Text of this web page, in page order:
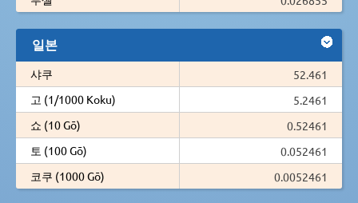
일본
샤쿠
52.461
고 (1/1000 Koku)
5.2461
쇼 (10 Gō)
0.52461
토 (100 Gō)
0.052461
코쿠 (1000 Gō)
0.0052461